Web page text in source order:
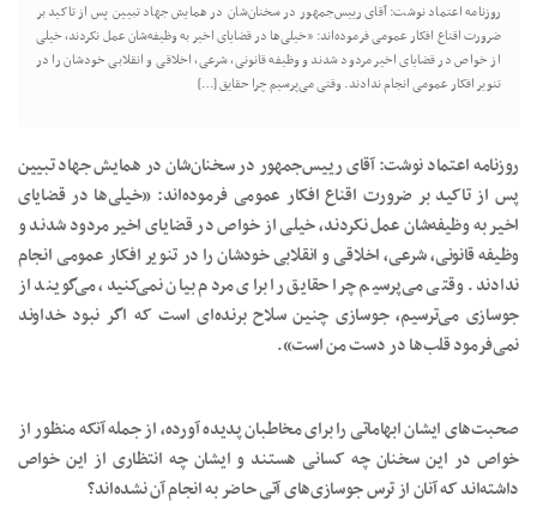
روزنامه اعتماد نوشت: آقای رییس‌جمهور در سخنان‌شان در همایش جهاد تبیین پس از تاکید بر
ضرورت اقناع افکار عمومی فرموده‌اند: «خیلی‌ها در قضایای اخیر به وظیفه‌شان عمل نکردند، خیلی
از خواص در قضایای اخیر مردود شدند و وظیفه قانونی، شرعی، اخلاقی و انقلابی خودشان را در
تنویر افکار عمومی انجام ندادند. وقتی می‌پرسیم چرا حقایق […]
روزنامه اعتماد نوشت: آقای رییس‌جمهور در سخنان‌شان در همایش جهاد تبیین
پس از تاکید بر ضرورت اقناع افکار عمومی فرموده‌اند: «خیلی‌ها در قضایای
اخیر به وظیفه‌شان عمل نکردند، خیلی از خواص در قضایای اخیر مردود شدند و
وظیفه قانونی، شرعی، اخلاقی و انقلابی خودشان را در تنویر افکار عمومی انجام
ندادند. وقتی می‌پرسیم چرا حقایق را برای مردم بیان نمی‌کنید، می‌گویند از
جوسازی می‌ترسیم، جوسازی چنین سلاح برنده‌ای است که اگر نبود خداوند
نمی‌فرمود قلب‌ها در دست من است».
صحبت‌های ایشان ابهاماتی را برای مخاطبان پدیده آورده، از جمله آنکه منظور از
خواص در این سخنان چه کسانی هستند و ایشان چه انتظاری از این خواص
داشته‌اند که آنان از ترس جوسازی‌های آتی حاضر به انجام آن نشده‌اند؟